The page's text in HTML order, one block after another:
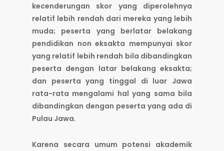
kecenderungan skor yang diperolehnya
relatif lebih rendah dari mereka yang lebih
muda; peserta yang berlatar belakang
pendidikan non eksakta mempunyai skor
yang relatif lebih rendah bila dibandingkan
peserta dengan latar belakang eksakta;
dan peserta yang tinggal di luar Jawa
rata-rata mengalami hal yang sama bila
dibandingkan dengan peserta yang ada di
Pulau Jawa.
Karena secara umum potensi akademik